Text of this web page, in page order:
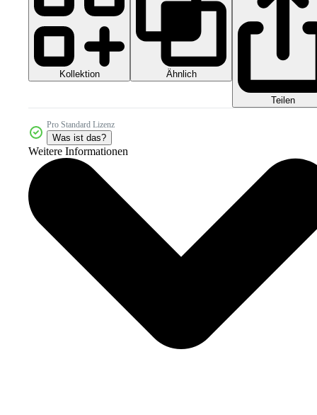
Kollektion Ähnlich
Teilen
Pro Standard Lizenz
Was ist das?
Weitere Informationen